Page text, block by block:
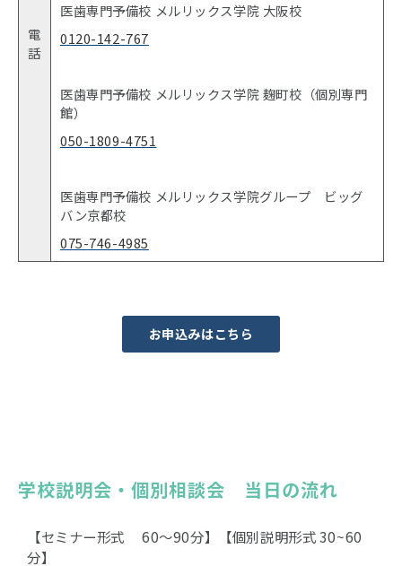
電
話
医歯専門予備校 メルリックス学院 大阪校
0120-142-767
医歯専門予備校 メルリックス学院 麹町校（個別専門
館）
050-1809-4751
医歯専門予備校 メルリックス学院グループ ビッグ
バン京都校
075-746-4985
お申込みはこちら
学校説明会・個別相談会　当日の流れ
【セミナー形式 60〜90分】【個別説明形式 30~60
分】